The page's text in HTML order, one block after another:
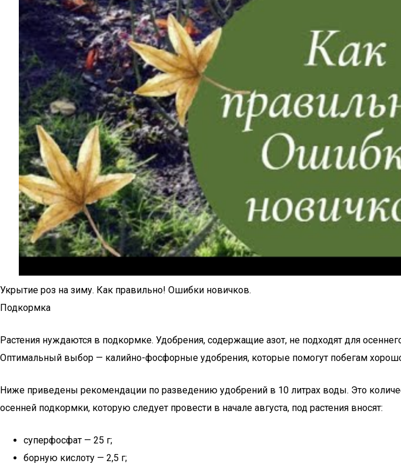
Укрытие роз на зиму. Как правильно! Ошибки новичков.
Подкормка
Растения нуждаются в подкормке. Удобрения, содержащие азот, не подходят для
Оптимальный выбор — калийно-фосфорные удобрения, которые помогут побегам
Ниже приведены рекомендации по разведению удобрений в 10 литрах воды. Это
осенней подкормки, которую следует провести в начале августа, под растения вносят:
суперфосфат — 25 г;
борную кислоту — 2,5 г;